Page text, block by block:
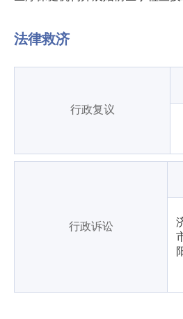
法律救济
行政复议
行政诉讼